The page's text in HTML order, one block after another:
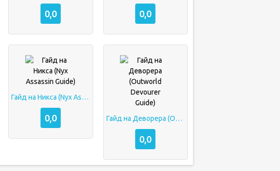
0,0 0,0
Гайд на Никса (Nyx Assassin Guide)
0,0 Гайд на Деворера (Outworld Devourer Guide)
0,0